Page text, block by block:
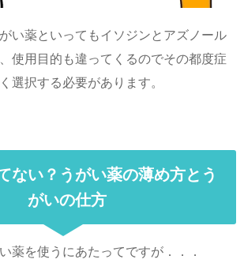
い薬といってもイソジンとアズノール
使用目的も違ってくるのでその都度症
選択する必要があります。
ない？うがい薬の薄め方とう
がいの仕方
薬を使うにあたってですが．．．